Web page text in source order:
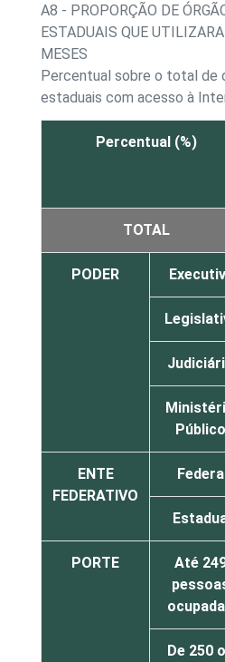
A8 - PROPORÇÃO DE
ESTADUAIS QUE
MESES
Percentual sobre o total de
estaduais com acesso à
Percentual (%)
TOTAL
PODER
Público
ENTE
FEDERATIVO
PORTE
Até
De 250